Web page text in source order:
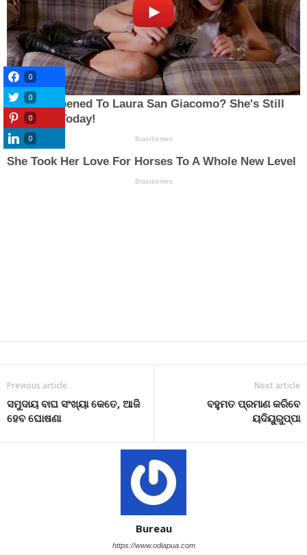
Previous article
ସମୁଦାୟ ବାଘ ସଂଖ୍ୟା କେତେ, ଆଜି
ହେବ ଘୋଷଣା
Next article
ବହୁମତ ପ୍ରମାଣ କରିବେ
ୟଦିୟୁରୁପ୍ପା
Bureau
https://www.odiapua.com
0
0
0
0